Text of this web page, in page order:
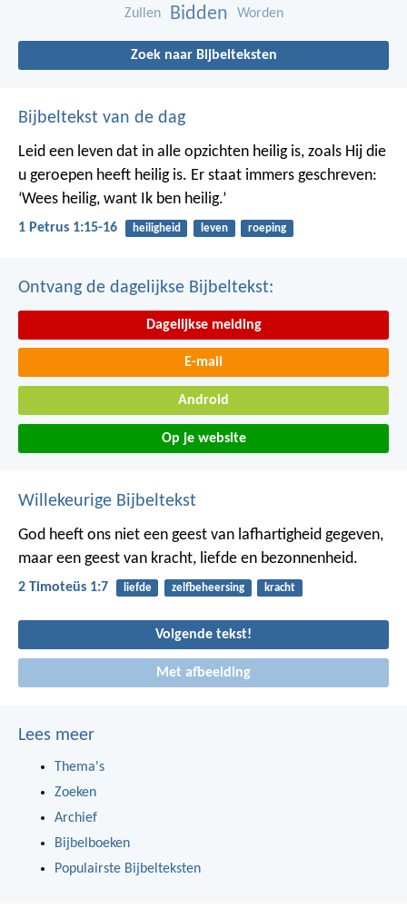
Zullen Bidden Worden
Zoek naar Bijbelteksten
Bijbeltekst van de dag
Leid een leven dat in alle opzichten heilig is, zoals Hij die
u geroepen heeft heilig is. Er staat immers geschreven:
‘Wees heilig, want Ik ben heilig.’
1 Petrus 1:15-16 heiligheid leven roeping
Ontvang de dagelijkse Bijbeltekst:
Dagelijkse melding
E-mail
Android
Op je website
Willekeurige Bijbeltekst
God heeft ons niet een geest van lafhartigheid gegeven,
maar een geest van kracht, liefde en bezonnenheid.
2 Timoteüs 1:7 liefde zelfbeheersing kracht
Volgende tekst!
Met afbeelding
Lees meer
Thema's
Zoeken
Archief
Bijbelboeken
Populairste Bijbelteksten